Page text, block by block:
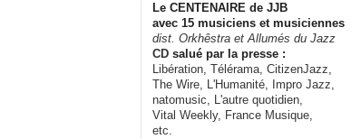
Le CENTENAIRE de JJB
avec 15 musiciens et musiciennes
dist. Orkhêstra et Allumés du Jazz
CD salué par la presse :
Libération, Télérama, CitizenJazz,
The Wire, L'Humanité, Impro Jazz,
natomusic, L'autre quotidien,
Vital Weekly, France Musique,
etc.